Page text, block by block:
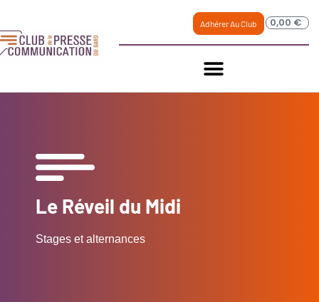
Adhérer Au Club 0,00 €
Le Réveil du Midi
Stages et alternances